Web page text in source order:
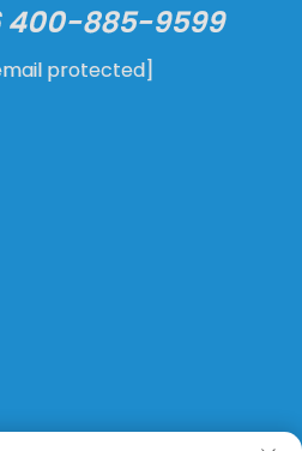
400-885-9599
protected]